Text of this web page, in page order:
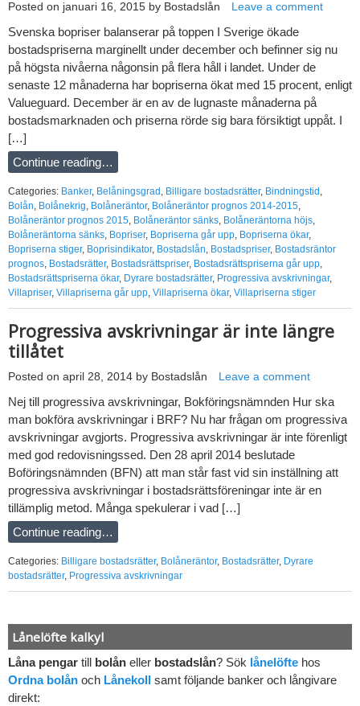
Posted on januari 16, 2015 by Bostadslån Leave a comment
Svenska bopriser balanserar på toppen I Sverige ökade
bostadspriserna marginellt under december och befinner sig nu
på högsta nivåerna någonsin på flera håll i landet. Under de
senaste 12 månaderna har bopriserna ökat med 15 procent, enligt
Valueguard. December är en av de lugnaste månaderna på
bostadsmarknaden och priserna rörde sig bara försiktigt uppåt. I
[…]
Continue reading…
Categories: Banker, Belåningsgrad Billigare bostadsrätter, Bindningstid
Bolån Bolånekrig Bolåneräntor, Bolåneräntor prognos 2014-2015
Bolåneräntor prognos 2015 Bolåneräntor sänks Bolåneräntorna höjs
Bolåneräntorna sänks Bopriser, Bopriserna går upp Bopriserna ökar,
Bopriserna stiger, Boprisindikator, Bostadslån Bostadspriser, Bostadsräntor
prognos Bostadsrätter, Bostadsrättspriser, Bostadsrättspriserna går upp
Bostadsrättspriserna ökar, Dyrare bostadsrätter, Progressiva avskrivningar,
Villapriser, Villapriserna går upp Villapriserna ökar, Villapriserna stiger
Progressiva avskrivningar är inte längre
tillåtet
Posted on april 28, 2014 by Bostadslån Leave a comment
Nej till progressiva avskrivningar, Bokföringsnämnden Hur ska
man bokföra avskrivningar i BRF? Nu har frågan om progressiva
avskrivningar avgjorts. Progressiva avskrivningar är inte förenligt
med god redovisningssed. Den 28 april 2014 beslutade
Boföringsnämnden (BFN) att man står fast vid sin inställning att
progressiva avskrivningar i bostadsrättsföreningar inte är en
tillämplig metod. Många spekulerar i vad […]
Continue reading…
Categories: Billigare bostadsrätter, Bolåneräntor, Bostadsrätter, Dyrare
bostadsrätter, Progressiva avskrivningar
Lånelöfte kalkyl
Låna pengar till bolån eller bostadslån? Sök lånelöfte hos
Ordna bolån och Lånekoll samt följande banker och långivare
direkt: